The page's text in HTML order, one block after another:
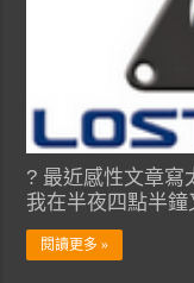
? 最近感性文章寫
我在半夜四點半
閱讀更多 »